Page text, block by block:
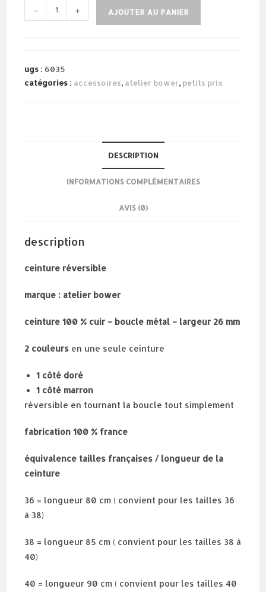
quantité
de
- + AJOUTER AU PANIER
ugs : 6035
catégories : accessoires, atelier bower, petits prix
DESCRIPTION
INFORMATIONS COMPLÉMENTAIRES
AVIS (0)
description
ceinture réversible
marque : atelier bower
ceinture 100 % cuir – boucle métal – largeur 26 mm
2 couleurs en une seule ceinture
1 côté doré
1 côté marron
réversible en tournant la boucle tout simplement
fabrication 100 % france
équivalence tailles françaises / longueur de la
ceinture
36 = longueur 80 cm ( convient pour les tailles 36
à 38)
38 = longueur 85 cm ( convient pour les tailles 38 à
40)
40 = longueur 90 cm ( convient pour les tailles 40